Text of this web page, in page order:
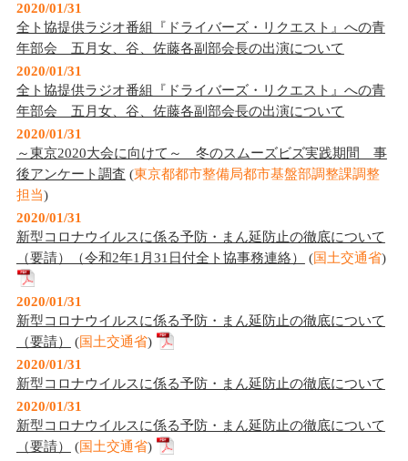
2020/01/31
全ト協提供ラジオ番組『ドライバーズ・リクエスト』への青
年部会 五月女、谷、佐藤各副部会長の出演について
2020/01/31
全ト協提供ラジオ番組『ドライバーズ・リクエスト』への青
年部会 五月女、谷、佐藤各副部会長の出演について
2020/01/31
～東京2020大会に向けて～ 冬のスムーズビズ実践期間 事
後アンケート調査 (東京都都市整備局都市基盤部調整課調整
担当)
2020/01/31
新型コロナウイルスに係る予防・まん延防止の徹底について
（要請）（令和2年1月31日付全ト協事務連絡）
(国土交通省)
2020/01/31
新型コロナウイルスに係る予防・まん延防止の徹底について
（要請）
(国土交通省)
2020/01/31
新型コロナウイルスに係る予防・まん延防止の徹底について
2020/01/31
新型コロナウイルスに係る予防・まん延防止の徹底について
（要請）
(国土交通省)